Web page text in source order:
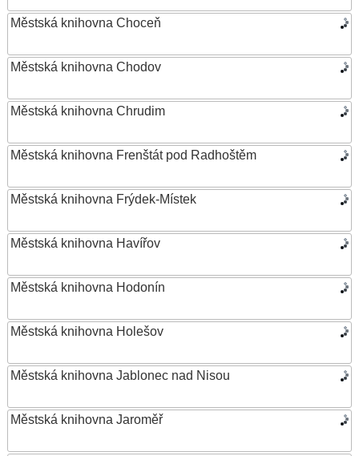
Městská knihovna Choceň
Městská knihovna Chodov
Městská knihovna Chrudim
Městská knihovna Frenštát pod Radhoštěm
Městská knihovna Frýdek-Místek
Městská knihovna Havířov
Městská knihovna Hodonín
Městská knihovna Holešov
Městská knihovna Jablonec nad Nisou
Městská knihovna Jaroměř